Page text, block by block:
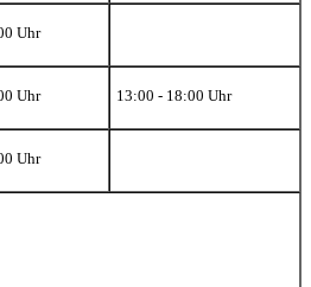
Uhr
Uhr
13:00 - 18:00 Uhr
Uhr